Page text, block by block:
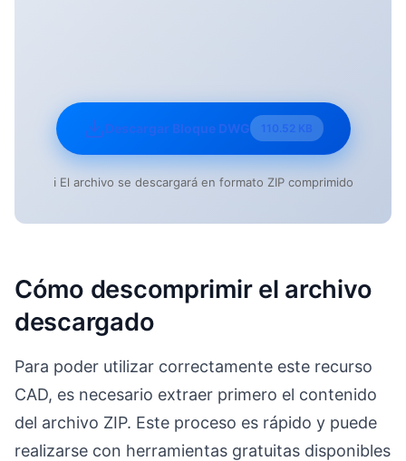
Descargar Bloque DWG 110.52 KB
ℹ️ El archivo se descargará en formato ZIP comprimido
Cómo descomprimir el archivo
descargado
Para poder utilizar correctamente este recurso
CAD, es necesario extraer primero el contenido
del archivo ZIP. Este proceso es rápido y puede
realizarse con herramientas gratuitas disponibles